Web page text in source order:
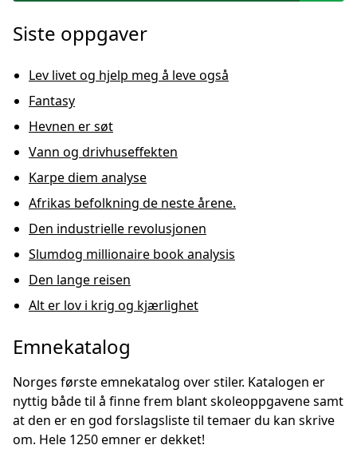
Siste oppgaver
Lev livet og hjelp meg å leve også
Fantasy
Hevnen er søt
Vann og drivhuseffekten
Karpe diem analyse
Afrikas befolkning de neste årene.
Den industrielle revolusjonen
Slumdog millionaire book analysis
Den lange reisen
Alt er lov i krig og kjærlighet
Emnekatalog
Norges første emnekatalog over stiler. Katalogen er
nyttig både til å finne frem blant skoleoppgavene samt
at den er en god forslagsliste til temaer du kan skrive
om. Hele 1250 emner er dekket!